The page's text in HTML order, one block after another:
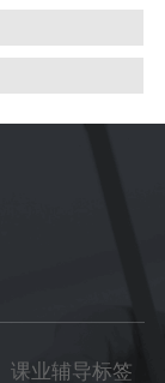
课业辅导标签